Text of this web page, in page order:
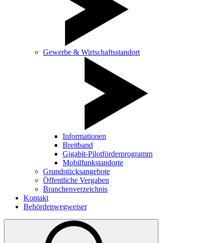
Gewerbe & Wirtschaftsstandort
Informationen
Breitband
Gigabit-Pilotförderprogramm
Mobilfunkstandorte
Grundstücksangebote
Öffentliche Vergaben
Branchenverzeichnis
Kontakt
Behördenwegweiser